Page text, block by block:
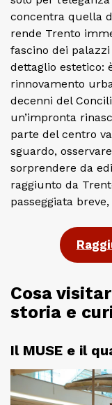
concentra quella
rende Trento
fascino dei
dettaglio estetico:
rinnovamento
decenni del
un’impronta
parte del centro
sguardo,
sorprendere da
raggiunto da
passeggiata
Cosa
storia e
Il MUSE e il